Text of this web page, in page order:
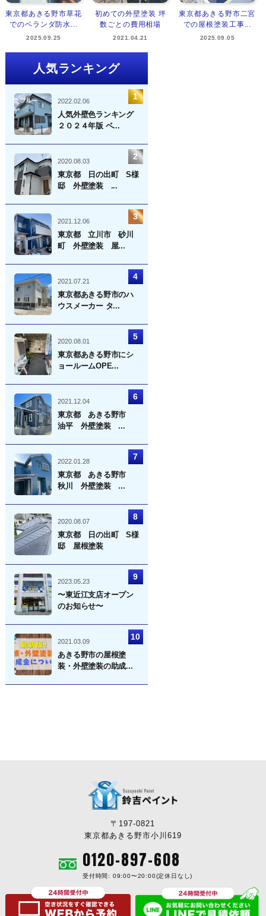
東京都あきる野市草花
でのベランダ防水...
2025.09.25
初めての外壁塗装 坪
数ごとの費用相場
2021.04.21
東京都あきる野市二宮
での屋根塗装工事...
2025.09.05
人気ランキング
2022.02.06
人気外壁色ランキング
２０２４年版 ベ...
2020.08.03
東京都 日の出町 S様
邸 外壁塗装 ...
2021.12.06
東京都 立川市 砂川
町 外壁塗装 屋...
2021.07.21
東京都あきる野市のハ
ウスメーカー タ...
2020.08.01
東京都あきる野市にシ
ョールームOPE...
2021.12.04
東京都 あきる野市
油平 外壁塗装 ...
2022.01.28
東京都 あきる野市
秋川 外壁塗装 ...
2020.08.07
東京都 日の出町 S様
邸 屋根塗装
2023.05.23
〜東近江支店オープン
のお知らせ〜
2021.03.09
あきる野市の屋根塗
装・外壁塗装の助成...
〒197-0821
東京都あきる野市小川619
0120-897-608
受付時間: 09:00〜20:00(定休日なし)